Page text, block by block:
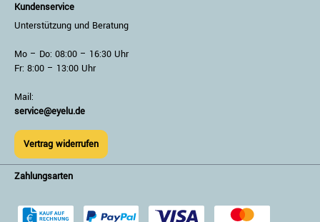
Kundenservice
Unterstützung und Beratung
Mo – Do: 08:00 – 16:30 Uhr
Fr: 8:00 – 13:00 Uhr
Mail:
service@eyelu.de
Vertrag widerrufen
Zahlungsarten